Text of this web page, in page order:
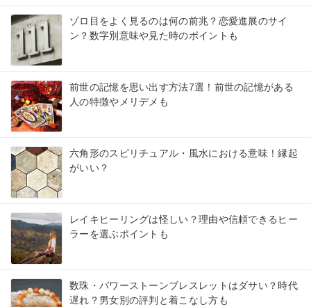
ゾロ目をよく見るのは何の前兆？恋愛進展のサイ
ン？数字別意味や見た時のポイントも
前世の記憶を思い出す方法7選！前世の記憶がある
人の特徴やメリデメも
六角形のスピリチュアル・風水における意味！縁起
がいい？
レイキヒーリングは怪しい？理由や信頼できるヒー
ラーを選ぶポイントも
数珠・パワーストーンブレスレットはダサい？時代
遅れ？男女別の評判と着こなし方も